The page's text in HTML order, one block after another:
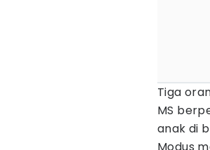
Tiga
MS
anak di